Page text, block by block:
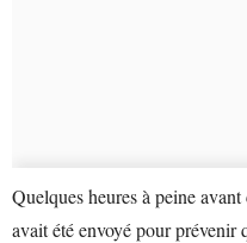
Quelques heures à peine
avait été envoyé pour